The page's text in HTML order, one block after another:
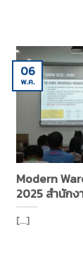
Modern
2025 สำนัก
[...]
06
พ.ค.